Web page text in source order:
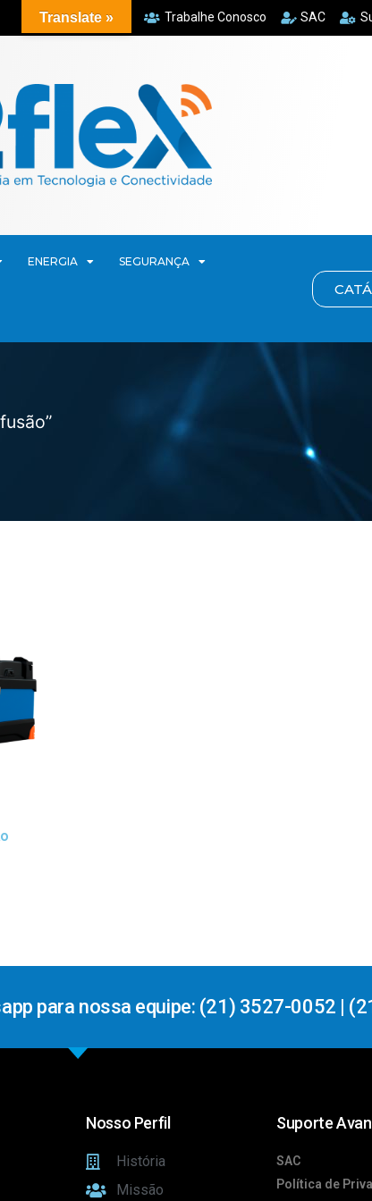
Trabalhe Conosco SAC
ENERGIA SEGURANÇA
para nossa equipe: (21) 3527-0052 |
Nosso Perfil
História
Missão
Suporte
SAC
Política de
Translate »